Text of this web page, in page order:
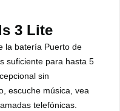
3 Lite
la batería Puerto de
suficiente para hasta 5
sin
escuche música, vea
telefónicas.